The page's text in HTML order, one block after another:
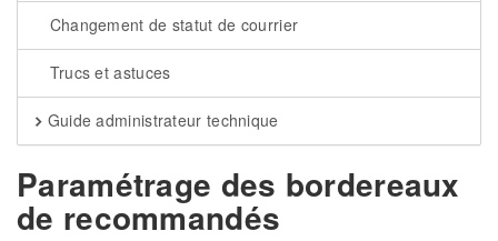
Changement de statut de courrier
Trucs et astuces
Guide administrateur technique
Paramétrage des bordereaux
de recommandés